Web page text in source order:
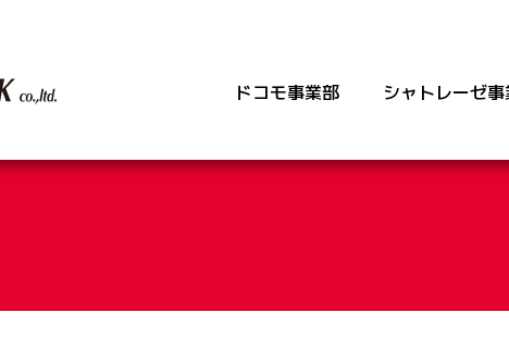
ドコモ事業部
ス店 》ドコモショップ川崎店 》ドコモショップ豊前店
シャトレーゼ
店 》シャトレーゼ川崎池尻店 》シャトレーゼ門司店